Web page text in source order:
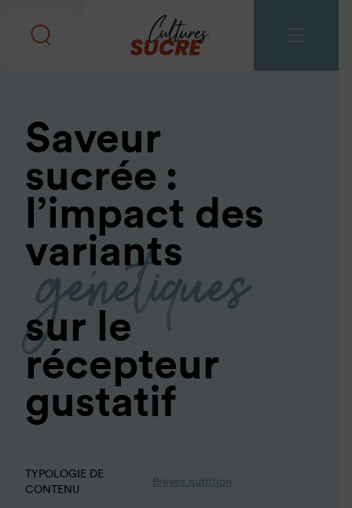
Saveur
sucrée :
l’impact des
variants
génétiques
sur le
récepteur
gustatif
TYPOLOGIE DE
CONTENU
Brèves nutrition